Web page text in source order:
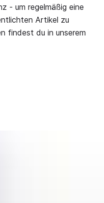
- um regelmäßig eine
Artikel zu
findest du in unserem